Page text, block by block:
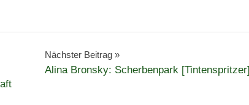
Nächster Beitrag
Alina Bronsky: Scherbenpark [Tintenspritzer]